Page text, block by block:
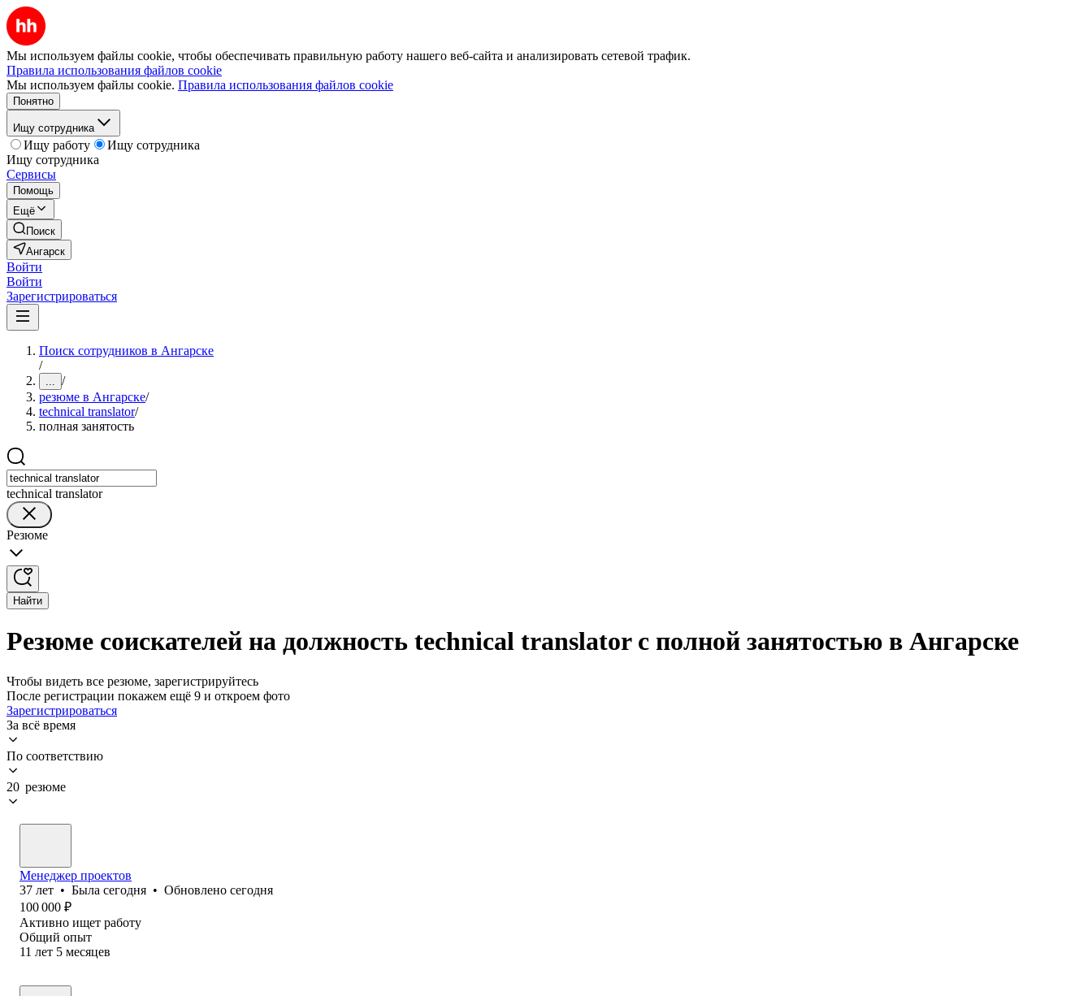
Мы используем файлы cookie, чтобы обеспечивать правильную работу нашего веб-сайта и анализировать сетевой трафик.
Правила использования файлов cookie
Мы используем файлы cookie. Правила использования файлов cookie
Понятно
Ищу сотрудника
Ищу работу
Ищу сотрудника
Ищу сотрудника
Сервисы
Помощь
Ещё
Поиск
Ангарск
Войти
Войти
Зарегистрироваться
Поиск сотрудников в Ангарске
/
... /
резюме в Ангарске/
technical translator/
полная занятость
technical translator
Резюме
Найти
Резюме соискателей на должность technical translator с полной занятостью в Ангарске
Чтобы видеть все резюме, зарегистрируйтесь
После регистрации покажем ещё 9 и откроем фото
Зарегистрироваться
За всё время
По соответствию
20 резюме
Менеджер проектов
37 лет • Была сегодня • Обновлено сегодня
100 000 ₽
Активно ищет работу
Общий опыт
11 лет 5 месяцев